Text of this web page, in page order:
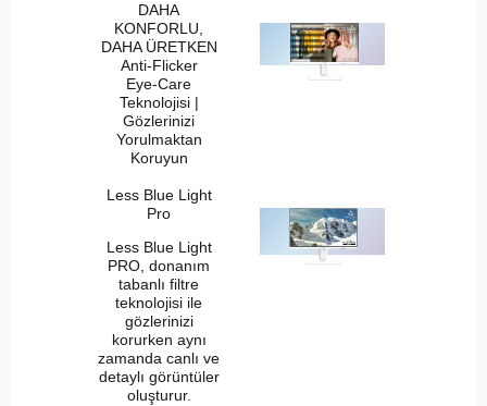
DAHA
KONFORLU,
DAHA ÜRETKEN
Anti-Flicker
Eye-Care
Teknolojisi |
Gözlerinizi
Yorulmaktan
Koruyun
Less Blue Light
Pro
Less Blue Light
PRO, donanım
tabanlı filtre
teknolojisi ile
gözlerinizi
korurken aynı
zamanda canlı ve
detaylı görüntüler
oluşturur.